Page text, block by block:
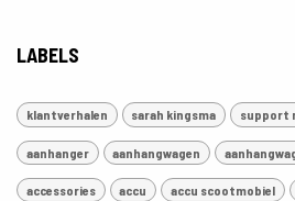
LABELS
klantverhalen sarah kingsma support
aanhanger aanhangwagen
accessories accu accu scootmobiel